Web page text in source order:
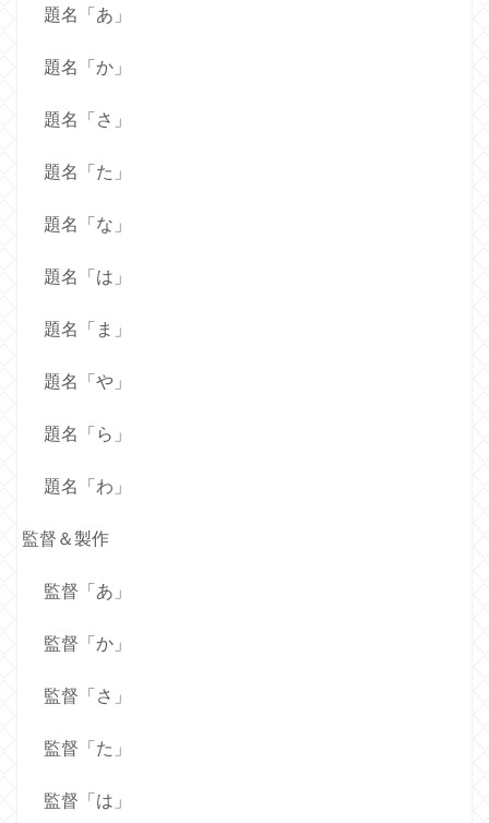
題名「あ」
題名「か」
題名「さ」
題名「た」
題名「な」
題名「は」
題名「ま」
題名「や」
題名「ら」
題名「わ」
監督＆製作
監督「あ」
監督「か」
監督「さ」
監督「た」
監督「は」